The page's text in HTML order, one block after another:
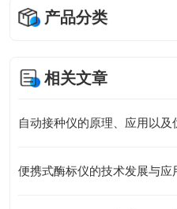
产品分类
相关文章
自动接种仪的原理、应用以及
便携式酶标仪的技术发展与应